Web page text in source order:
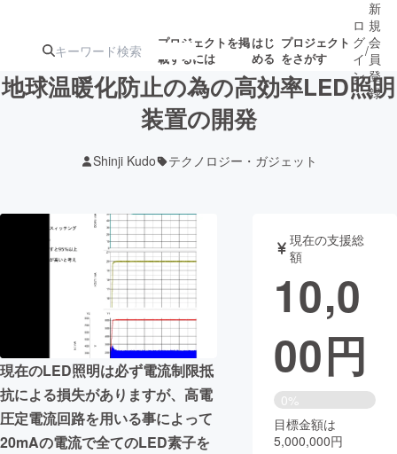
プロジェクトを掲
載するには
はじ
める
プロジェクト
をさがす
ターン
ジェクト
ロジェクト
アート・写真 音楽
テクノロジー・ガジェット ゲーム・
映像・映画 書籍・雑誌
ビジネス・起業 チャレンジ
まちづくり・地域活性化
ロ
グ
イ
ン
/
新
規
会
員
登
録
地球温暖化防止の為の高効率LED照明
装置の開発
Shinji Kudo テクノロジー・ガジェット
現在のLED照明は必ず電流制限抵
抗による損失がありますが、高電
圧定電流回路を用いる事によって
20mAの電流で全てのLED素子を
現在の支援総
額
10,0
00円
0%
目標金額は
5,000,000円